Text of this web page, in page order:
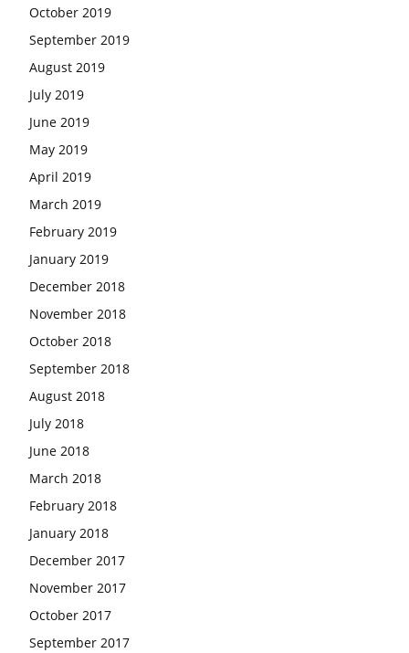
October 2019
September 2019
August 2019
July 2019
June 2019
May 2019
April 2019
March 2019
February 2019
January 2019
December 2018
November 2018
October 2018
September 2018
August 2018
July 2018
June 2018
March 2018
February 2018
January 2018
December 2017
November 2017
October 2017
September 2017